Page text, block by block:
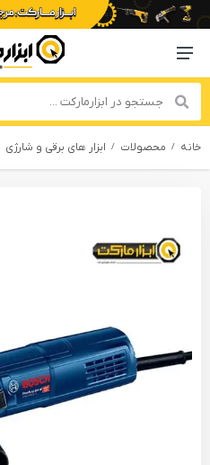
Menu Navigation
خانه محصولات ابزار های برقی و شارژی